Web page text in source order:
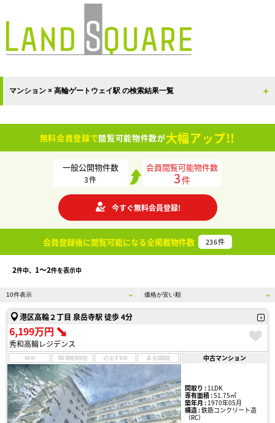
マンション × 高輪ゲートウェイ駅 の検索結果一覧
無料会員登録で閲覧可能物件数が大幅アップ!!
一般公開物件数
3件
会員閲覧可能物件数
3件
今すぐ無料会員登録!
会員登録後に閲覧可能になる全掲載物件数 236件
2件中、 1〜2件を表示中
港区高輪２丁目 泉岳寺駅 徒歩 4分
6,199万円
秀和高輪レジデンス
NEW 現地見学会 おすすめ 会員限定 中古マンション
間取り :1LDK
専有面積 :51.75㎡
築年月 :1970年05月
構造 :鉄筋コンクリート造
（RC）